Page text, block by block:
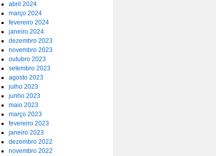
abril 2024
março 2024
fevereiro 2024
janeiro 2024
dezembro 2023
novembro 2023
outubro 2023
setembro 2023
agosto 2023
julho 2023
junho 2023
maio 2023
março 2023
fevereiro 2023
janeiro 2023
dezembro 2022
novembro 2022